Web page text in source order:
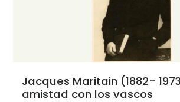
Jacques Maritain (1882-
amistad con los vascos